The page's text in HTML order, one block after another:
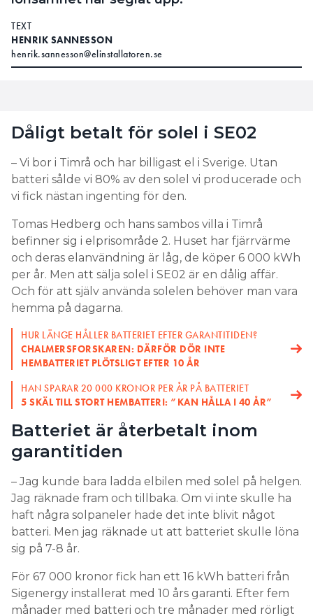
TEXT
HENRIK SANNESSON
henrik.sannesson@elinstallatoren.se
Dåligt betalt för solel i SE02
– Vi bor i Timrå och har billigast el i Sverige. Utan
batteri sålde vi 80% av den solel vi producerade och
vi fick nästan ingenting för den.
Tomas Hedberg och hans sambos villa i Timrå
befinner sig i elprisområde 2. Huset har fjärrvärme
och deras elanvändning är låg, de köper 6 000 kWh
per år. Men att sälja solel i SE02 är en dålig affär.
Och för att själv använda solelen behöver man vara
hemma på dagarna.
HUR LÄNGE HÅLLER BATTERIET EFTER GARANTITIDEN?
CHALMERSFORSKAREN: DÄRFÖR DÖR INTE
HEMBATTERIET PLÖTSLIGT EFTER 10 ÅR
HAN SPARAR 20 000 KRONOR PER ÅR PÅ BATTERIET
5 SKÄL TILL STORT HEMBATTERI: ”KAN HÅLLA I 40 ÅR”
Batteriet är återbetalt inom
garantitiden
– Jag kunde bara ladda elbilen med solel på helgen.
Jag räknade fram och tillbaka. Om vi inte skulle ha
haft några solpaneler hade det inte blivit något
batteri. Men jag räknade ut att batteriet skulle löna
sig på 7-8 år.
För 67 000 kronor fick han ett 16 kWh batteri från
Sigenergy installerat med 10 års garanti. Efter fem
månader med batteri och tre månader med rörligt